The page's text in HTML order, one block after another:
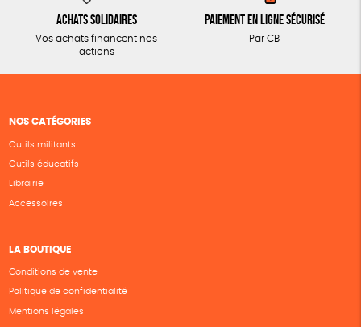
Achats solidaires
Vos achats financent nos
actions
Paiement en ligne sécurisé
Par CB
NOS CATÉGORIES
Outils militants
Outils éducatifs
Librairie
Accessoires
LA BOUTIQUE
Conditions de vente
Politique de confidentialité
Mentions légales